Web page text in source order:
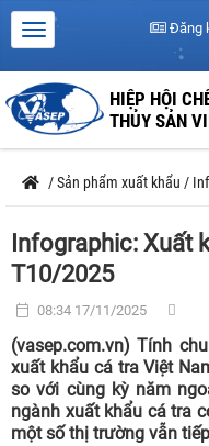
Đăng
HIỆP HỘI
THỦY SẢN
/Sản phẩm xuất khẩu /
Infographic: Xuất
T10/2025
08:34 17/11/2025
(vasep.com.vn) Tính
xuất khẩu cá tra Việt
so với cùng kỳ năm
ngành xuất khẩu cá tra
một số thị trường vẫn